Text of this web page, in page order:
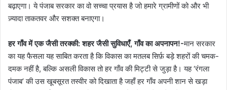
बढ़ाएगा। ये पंजाब सरकार का वो सच्चा प्रयास है जो हमारे ग्रामीणों को और भी
ज़्यादा ताकतवर और सशक्त बनाएगा।
हर गाँव में एक जैसी तरक्की: शहर जैसी सुविधाएँ, गाँव का अपनापन!-मान सरकार
का यह फैसला यह साबित करता है कि विकास का मतलब सिर्फ़ बड़े शहरों की चमक-
दमक नहीं है, बल्कि असली विकास तो हर गाँव की मिट्टी से जुड़ा है। यह ‘रंगला
पंजाब’ की उस खूबसूरत तस्वीर को दिखाता है जहाँ हर गाँव अपनी शान से खड़ा